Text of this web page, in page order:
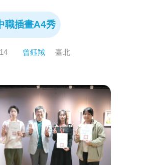
職插畫A4秀
曾鈺羢 臺北